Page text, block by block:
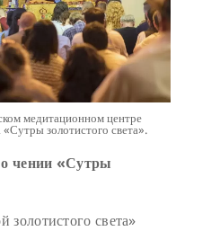
медитационном центре
золотистого света».
чении «Сутры
золотистого света»